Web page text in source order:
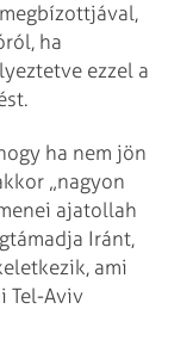
ha
ezzel a
ha nem jön
„nagyon
ajatollah
Iránt,
ami
Tel-Aviv